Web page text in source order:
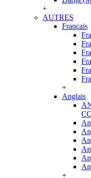
+
AUTRES
Français
+
Anglais
+